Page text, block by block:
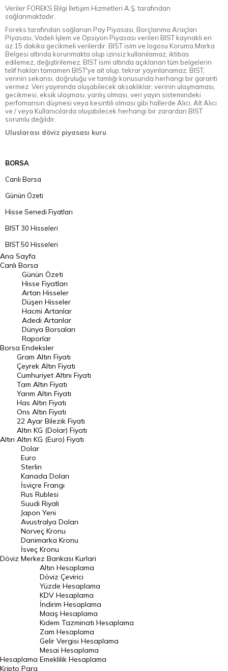
Veriler FOREKS Bilgi İletişim Hizmetleri A.Ş. tarafından
sağlanmaktadır.
Foreks tarafından sağlanan Pay Piyasası, Borçlanma Araçları
Piyasası, Vadeli İşlem ve Opsiyon Piyasası verileri BIST kaynaklı en
az 15 dakika gecikmeli verilerdir. BIST isim ve logosu Koruma Marka
Belgesi altında korunmakta olup izinsiz kullanılamaz, iktibas
edilemez, değiştirilemez. BIST ismi altında açıklanan tüm belgelerin
telif hakları tamamen BIST'ye ait olup, tekrar yayınlanamaz. BIST,
verinin sekansı, doğruluğu ve tamlığı konusunda herhangi bir garanti
vermez. Veri yayınında oluşabilecek aksaklıklar, verinin ulaşmaması,
gecikmesi, eksik ulaşması, yanlış olması, veri yayın sistemindeki
perfomansın düşmesi veya kesintili olması gibi hallerde Alıcı, Alt Alıcı
ve / veya Kullanıcılarda oluşabilecek herhangi bir zarardan BIST
sorumlu değildir.
Uluslarası döviz piyasası kuru
BORSA
Canlı Borsa
Günün Özeti
Hisse Senedi Fiyatları
BIST 30 Hisseleri
BIST 50 Hisseleri
BIST 100 Hisseleri
En Çok Artan Hisseler
En Çok Düşen Hisseler
Hacmi Artanlar
Geçmiş Kapanışlar
Dünya Borsaları
Raporlar
Endeksler
DÖVİZ
Döviz Kuru
Dolar Kuru
Euro Kuru
Pound Kuru
Frank Kuru
Riyal Kuru
Avustralya Doları
Danimarka Kronu Kuru
Kanada Doları Kuru
Norveç Kronu Kuru
İsveç Kronu Kuru
Japon Yeni Kuru
Serbest Piyasa Döviz Kurları
Merkez Bankası Döviz Kurları
Altın Fiyatları
Ana Sayfa
Canlı Borsa
Borsa
Günün Özeti
Hisse Fiyatları
Artan Hisseler
Düşen Hisseler
Hacmi Artanlar
Adedi Artanlar
Dünya Borsaları
Raporlar
Endeksler
Altın
Gram Altın Fiyatı
Çeyrek Altın Fiyatı
Cumhuriyet Altını Fiyatı
Tam Altın Fiyatı
Yarım Altın Fiyatı
Has Altın Fiyatı
Ons Altın Fiyatı
22 Ayar Bilezik Fiyatı
Altın KG (Dolar) Fiyatı
Altın KG (Euro) Fiyatı
Döviz
Dolar
Euro
Sterlin
Kanada Doları
İsviçre Frangı
Rus Rublesi
Suudi Riyali
Japon Yeni
Avustralya Doları
Norveç Kronu
Danimarka Kronu
İsveç Kronu
Merkez Bankası Kurlari
Hesaplama
Altın Hesaplama
Döviz Çevirici
Yüzde Hesaplama
KDV Hesaplama
İndirim Hesaplama
Maaş Hesaplama
Kıdem Tazminatı Hesaplama
Zam Hesaplama
Gelir Vergisi Hesaplama
Mesai Hesaplama
Emeklilik Hesaplama
Kripto Para